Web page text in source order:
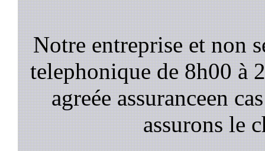
Notre entreprise et non
telephonique de 8h00 à
agreée assuranceen
assurons le